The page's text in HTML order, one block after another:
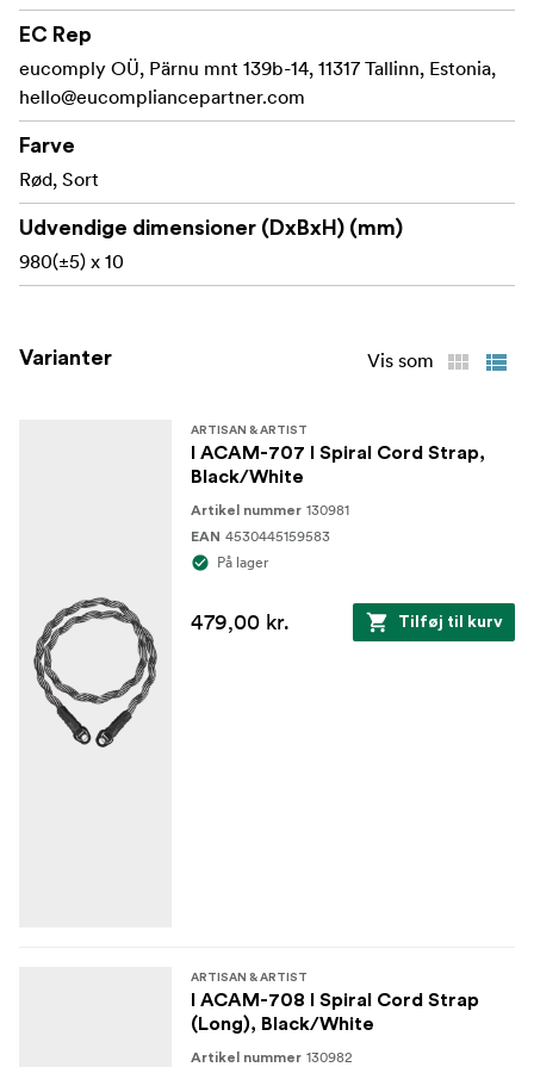
Mere end bare en rem
design er Spiral Cord Strap ikke bare en accessory - det
er et statement, der giver fotografer mulighed for at
udtrykke deres stil og samtidig holde deres kameraudstyr
sikkert og tilgængeligt.
Fremstillet i Japan
EC Rep
eucomply OÜ, Pärnu mnt 139b-14, 11317 Tallinn, Estonia,
hello@eucompliancepartner.com
Farve
Rød, Sort
Udvendige dimensioner (DxBxH) (mm)
980(±5) x 10
Varianter Vis som
ARTISAN & ARTIST
I ACAM-707 I Spiral Cord Strap,
Black/White
Artikel nummer 130981
EAN 4530445159583
På lager
479,00 kr. Tilføj til kurv
ARTISAN & ARTIST
I ACAM-708 I Spiral Cord Strap
(Long), Black/White
Artikel nummer 130982